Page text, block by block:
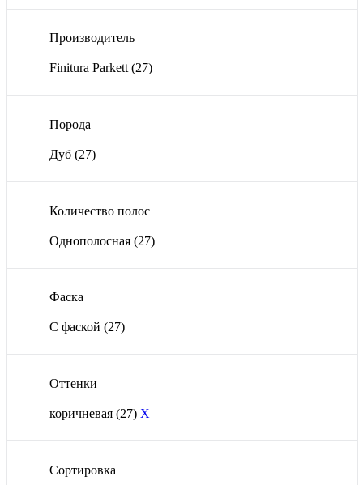
Производитель
Finitura Parkett (27)
Порода
Дуб (27)
Количество полос
Однополосная (27)
Фаска
С фаской (27)
Оттенки
коричневая (27) X
Сортировка